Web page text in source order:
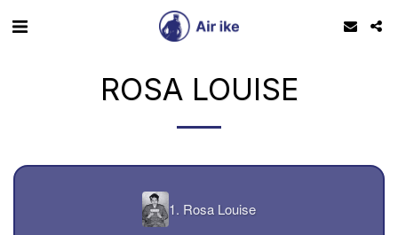
ROSA LOUISE